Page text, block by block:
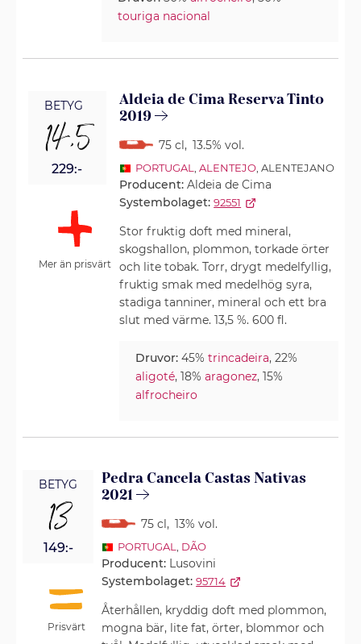
touriga nacional
BETYG
14,5
229:-
Mer än prisvärt
Aldeia de Cima Reserva Tinto
2019
75 cl, 13.5% vol.
PORTUGAL ALENTEJO, ALENTEJANO
Producent:Aldeia de Cima
Systembolaget: 92551
Stor fruktig doft med mineral,
skogshallon, plommon, torkade örter
och lite tobak. Torr, drygt medelfyllig,
fruktig smak med medelhög syra,
stadiga tanniner, mineral och ett bra
slut med värme. 13,5 %. 600 fl.
Druvor: 45%trincadeira, 22%
aligoté, 18%aragonez, 15%
alfrocheiro
BETYG
13
149:-
Prisvärt
Pedra Cancela Castas Nativas
2021
75 cl, 13% vol.
PORTUGAL DÃO
Producent: Lusovini
Systembolaget: 95714
Återhållen, kryddig doft med plommon,
mogna bär, lite fat, örter, blommor och